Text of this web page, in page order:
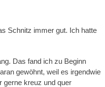
Schnitz immer gut. Ich hatte
Das fand ich zu Beginn
gewöhnt, weil es irgendwie
gerne kreuz und quer